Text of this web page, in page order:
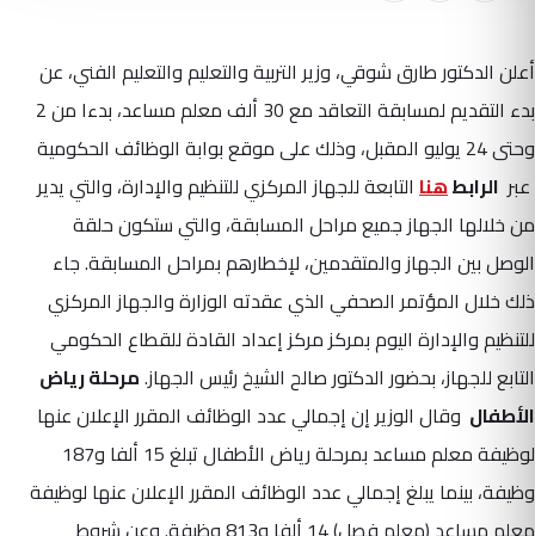
أعلن الدكتور طارق شوقي، وزير التربية والتعليم والتعليم الفني، عن
بدء التقديم لمسابقة التعاقد مع 30 ألف معلم مساعد، بدءا من 2
وحتى 24 يوليو المقبل، وذلك على موقع بوابة الوظائف الحكومية
عبر الرابطهنا التابعة للجهاز المركزي للتنظيم والإدارة، والتي يدير
من خلالها الجهاز جميع مراحل المسابقة، والتي ستكون حلقة
الوصل بين الجهاز والمتقدمين، لإخطارهم بمراحل المسابقة. جاء
ذلك خلال المؤتمر الصحفي الذي عقدته الوزارة والجهاز المركزي
للتنظيم والإدارة اليوم بمركز مركز إعداد القادة للقطاع الحكومي
التابع للجهاز، بحضور الدكتور صالح الشيخ رئيس الجهاز.مرحلة رياض
الأطفال وقال الوزير إن إجمالي عدد الوظائف المقرر الإعلان عنها
لوظيفة معلم مساعد بمرحلة رياض الأطفال تبلغ 15 ألفا و187
وظيفة، بينما يبلغ إجمالي عدد الوظائف المقرر الإعلان عنها لوظيفة